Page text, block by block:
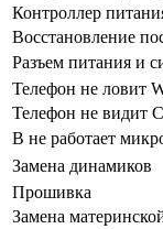
Контроллер
Восстановление
Разъем питания и
Телефон не ловит
Телефон не видит
В не работает
Замена динамиков
Прошивка
Замена